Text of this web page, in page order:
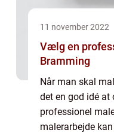
11 november 2022
Vælg en
Bramming
Når man skal
det en god idé at
professionel
malerarbejde